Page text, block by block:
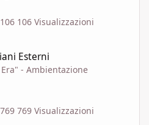
106 Visualizzazioni
Esterni
- Ambientazione
769 Visualizzazioni